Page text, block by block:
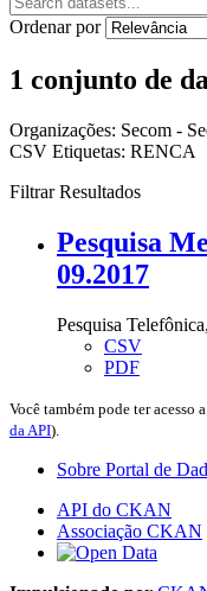
Ordenar por
1 conjunto de
Organizações: Secom -
CSV Etiquetas: RENCA
Filtrar Resultados
Pesquisa
09.2017
Pesquisa
CSV
PDF
Você também pode ter acesso
da API).
Sobre Portal de
API do CKAN
Associação CKAN